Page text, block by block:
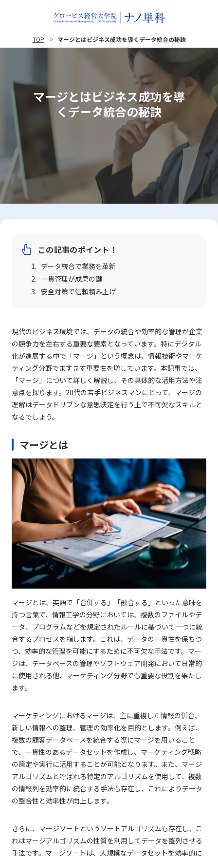
TOP マージとはビジネス成功を導くデータ統合の秘訣
マージとはビジネス成功を導
くデータ統合の秘訣
この記事のポイント！
データ統合で業務を革新
一貫管理が成果の鍵
安全対策で信頼積み上げ
現代のビジネス環境では、データの統合や効率的な管理が企業
の競争力を左右する重要な要素となっています。特にデジタル
化が進展する中で「マージ」という概念は、情報技術やマーケ
ティング分野でますます重要性を増しています。本記事では、
「マージ」について詳しく解説し、その具体的な活用方法や注
意点を探ります。20代の若手ビジネスマンにとって、マージの
理解はデータドリブンな意思決定を行う上で不可欠なスキルと
なるでしょう。
マージとは
マージとは、英語で「合併する」「融合する」といった意味を
持つ言葉で、情報工学の分野においては、複数のファイルやデ
ータ、プログラムなどを規定されたルールに基づいて一つに統
合するプロセスを指します。これは、データの一貫性を保ちつ
つ、効率的な管理を可能にするために不可欠な手法です。マー
ジは、データベースの管理やソフトウェア開発において日常的
に使用される他、マーケティング分野でも重要な役割を果たし
ます。
マーケティングにおけるマージは、主に重複した情報の併合、
新しい情報への整理、管理の効率化を目的とします。例えば、
複数の顧客データベースを統合する際にマージを用いること
で、一貫性のあるデータセットを作成し、マーケティング戦略
の策定や実行に活用することが可能となります。また、マージ
アルゴリズムと呼ばれる特定のアルゴリズムを使用して、複数
の情報列を効率的に統合する手法も存在し、これによりデータ
の整合性と効率性が向上します。
さらに、マージソートというソートアルゴリズムも存在し、こ
れはマージアルゴリズムの性質を利用してデータを整列させる
手法です。マージソートは、大規模なデータセットを効率的に